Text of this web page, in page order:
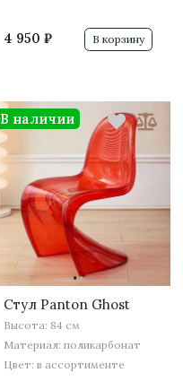
4 950 ₽ В корзину
··
Стул Panton Ghost
Высота: 84 см
Материал: поликарбонат
Цвет: в ассортименте
В наличии